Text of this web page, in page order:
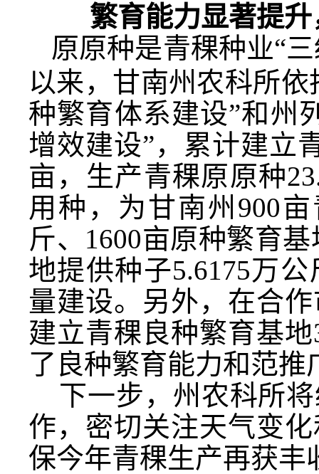
繁育能力显著提
原原种是青稞种业“
以来，甘南州农科所
种繁育体系建设”和州
增效建设”，累计建立
亩，生产青稞原原种
用种，为甘南州900
斤、1600亩原种繁育
地提供种子5.6175万
量建设。另外，在合
建立青稞良种繁育基
了良种繁育能力和范推
下一步，州农科所
作，密切关注天气变
保今年青稞生产再获丰